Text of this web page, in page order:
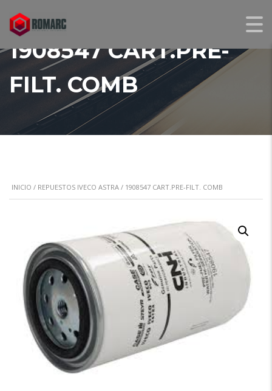
1908547 CART.PRE-
FILT. COMB
INICIO / REPUESTOS IVECO ASTRA / 1908547 CART.PRE-FILT. COMB